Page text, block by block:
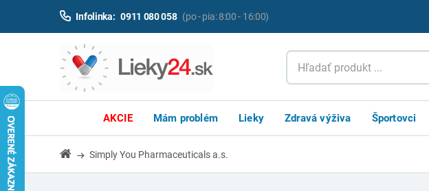
Infolinka: 0911 080 058 (po - pia: 8:00 - 16:00)
AKCIE Mám problém Lieky Zdravá výživa Športovci
Simply You Pharmaceuticals a.s.